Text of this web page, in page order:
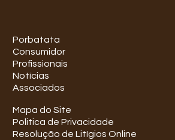
Porbatata
Consumidor
Profissionais
Notícias
Associados
Mapa do Site
Politica de Privacidade
Resolução de Litígios Online